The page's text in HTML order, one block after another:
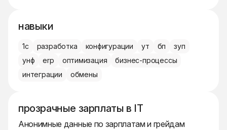
навыки
1с разработка конфигурации ут бп
зуп
унф
erp оптимизация
бизнес-процессы
интеграции
обмены
прозрачные зарплаты в IT
Анонимные данные по зарплатам и грейдам